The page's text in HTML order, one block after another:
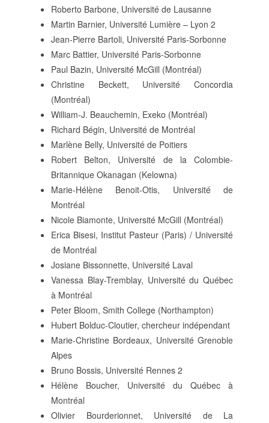
CRÉDITS & CGU
NOUS CONTACTER
SUIVRE LA RMO
mailchimpfacebook
x instagram
googlelinkedinyoutube
Roberto Barbone, Université de Lausanne
Martin Barnier, Université Lumière – Lyon 2
Jean-Pierre Bartoli, Université Paris-Sorbonne
Marc Battier, Université Paris-Sorbonne
Paul Bazin, Université McGill (Montréal)
Christine Beckett, Université Concordia
(Montréal)
William-J. Beauchemin, Exeko (Montréal)
Richard Bégin, Université de Montréal
Marlène Belly, Université de Poitiers
Robert Belton, Université de la Colombie-
Britannique Okanagan (Kelowna)
Marie-Hélène Benoit-Otis, Université de
Montréal
Nicole Biamonte, Université McGill (Montréal)
Erica Bisesi, Institut Pasteur (Paris) / Université
de Montréal
Josiane Bissonnette, Université Laval
Vanessa Blay-Tremblay, Université du Québec
à Montréal
Peter Bloom, Smith College (Northampton)
Hubert Bolduc-Cloutier, chercheur indépendant
Marie-Christine Bordeaux, Université Grenoble
Alpes
Bruno Bossis, Université Rennes 2
Hélène Boucher, Université du Québec à
Montréal
Olivier Bourderionnet, Université de La